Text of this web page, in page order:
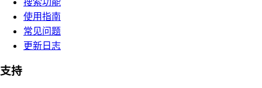
使用指南
常见问题
更新日志
支持